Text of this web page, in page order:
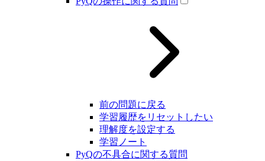
前の問題に戻る
学習履歴をリセットしたい
理解度を設定する
学習ノート
PyQの不具合に関する質問